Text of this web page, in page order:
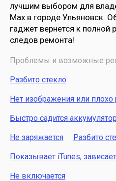
лучшим выбором для
Max в городе Ульяновск.
гаджет вернется к полной
следов ремонта!
Проблемы и возможные
Разбито стекло
Нет изображения или плохо
Быстро садится аккумулятор
Не заряжается Разбито
Показывает iTunes,
Не включается